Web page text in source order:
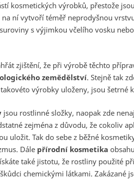
kosmetických výrobků, přestože
ní vytvoří téměř neprodyšnou
s výjimkou včelího vosku
zjištění, že při výrobě těchto
zemědělství. Stejně tak
výrobky uloženy, jsou šetrné
jsou rostlinné složky, naopak zde
zejména z důvodu, že cokoliv
uložit. Tak do sebe z běžné
Dále přírodní kosmetika
také jistotu, že rostliny použité
chemickými látkami. Zakázané